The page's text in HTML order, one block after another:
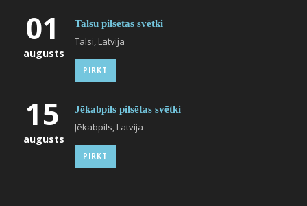
01
augusts
Talsu pilsētas svētki
Talsi, Latvija
PIRKT
15
augusts
Jēkabpils pilsētas svētki
Jēkabpils, Latvija
PIRKT